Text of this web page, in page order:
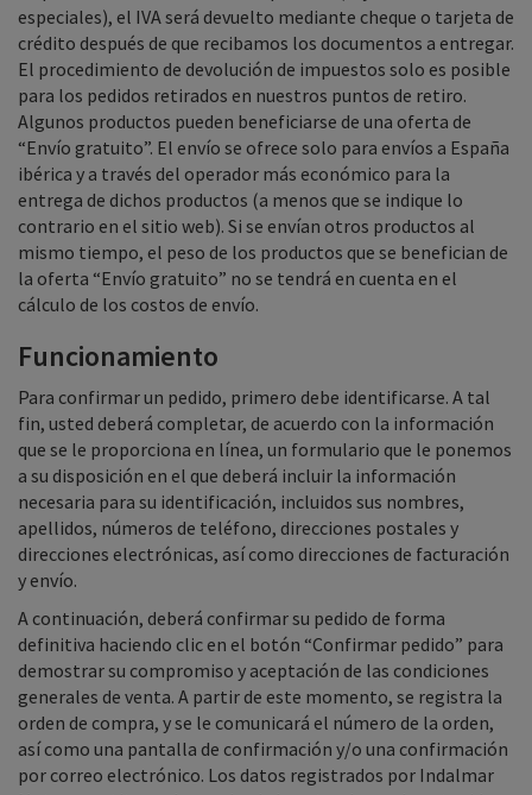
especiales), el IVA será devuelto mediante cheque o tarjeta de
crédito después de que recibamos los documentos a entregar.
El procedimiento de devolución de impuestos solo es posible
para los pedidos retirados en nuestros puntos de retiro.
Algunos productos pueden beneficiarse de una oferta de
“Envío gratuito”. El envío se ofrece solo para envíos a España
ibérica y a través del operador más económico para la
entrega de dichos productos (a menos que se indique lo
contrario en el sitio web). Si se envían otros productos al
mismo tiempo, el peso de los productos que se benefician de
la oferta “Envío gratuito” no se tendrá en cuenta en el
cálculo de los costos de envío.
Funcionamiento
Para confirmar un pedido, primero debe identificarse. A tal
fin, usted deberá completar, de acuerdo con la información
que se le proporciona en línea, un formulario que le ponemos
a su disposición en el que deberá incluir la información
necesaria para su identificación, incluidos sus nombres,
apellidos, números de teléfono, direcciones postales y
direcciones electrónicas, así como direcciones de facturación
y envío.
A continuación, deberá confirmar su pedido de forma
definitiva haciendo clic en el botón “Confirmar pedido” para
demostrar su compromiso y aceptación de las condiciones
generales de venta. A partir de este momento, se registra la
orden de compra, y se le comunicará el número de la orden,
así como una pantalla de confirmación y/o una confirmación
por correo electrónico. Los datos registrados por Indalmar